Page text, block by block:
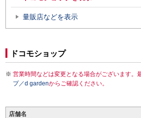
量販店などを表示
ドコモショップ
営業時間などは変更となる場合がございます。
プ／d gardenからご確認ください。
店舗名